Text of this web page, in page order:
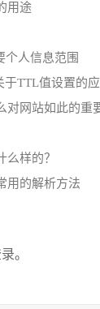
用途
个人信息范围
TTL值设置的
对网站如此的重
样的？
用的解析方法
。